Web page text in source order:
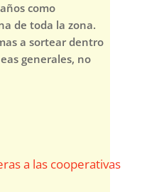
como
de toda la zona.
a sortear dentro
generales, no